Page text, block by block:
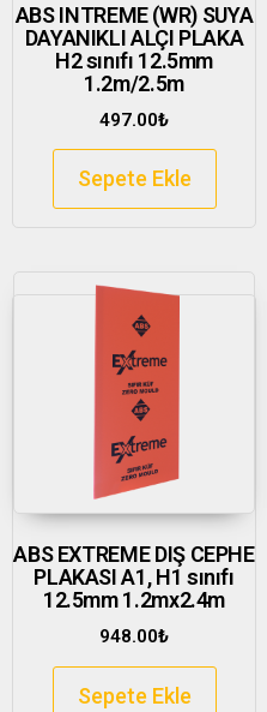
ABS INTREME (WR) SUYA
DAYANIKLI ALÇI PLAKA
H2 sınıfı 12.5mm
1.2m/2.5m
497.00₺
Sepete Ekle
ABS EXTREME DIŞ CEPHE
PLAKASI A1, H1 sınıfı
12.5mm 1.2mx2.4m
948.00₺
Sepete Ekle